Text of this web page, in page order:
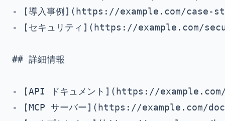
- [導入事例](https://example.com/case-
- [セキュリティ](https://example.com/
## 詳細情報
- [API ドキュメント](https://
- [MCP サーバー](https://example.com/